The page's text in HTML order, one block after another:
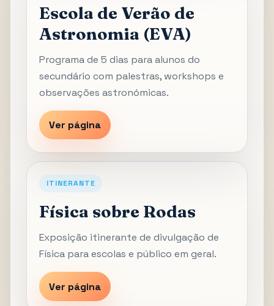
Escola de Verão de
Astronomia (EVA)
Programa de 5 dias para alunos do
secundário com palestras, workshops e
observações astronómicas.
Ver página
ITINERANTE
Física sobre Rodas
Exposição itinerante de divulgação de
Física para escolas e público em geral.
Ver página